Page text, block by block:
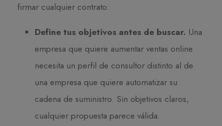
firmar cualquier contrato:
Define tus objetivos antes de buscar. Una
empresa que quiere aumentar ventas online
necesita un perfil de consultor distinto al de
una empresa que quiere automatizar su
cadena de suministro. Sin objetivos claros,
cualquier propuesta parece válida.